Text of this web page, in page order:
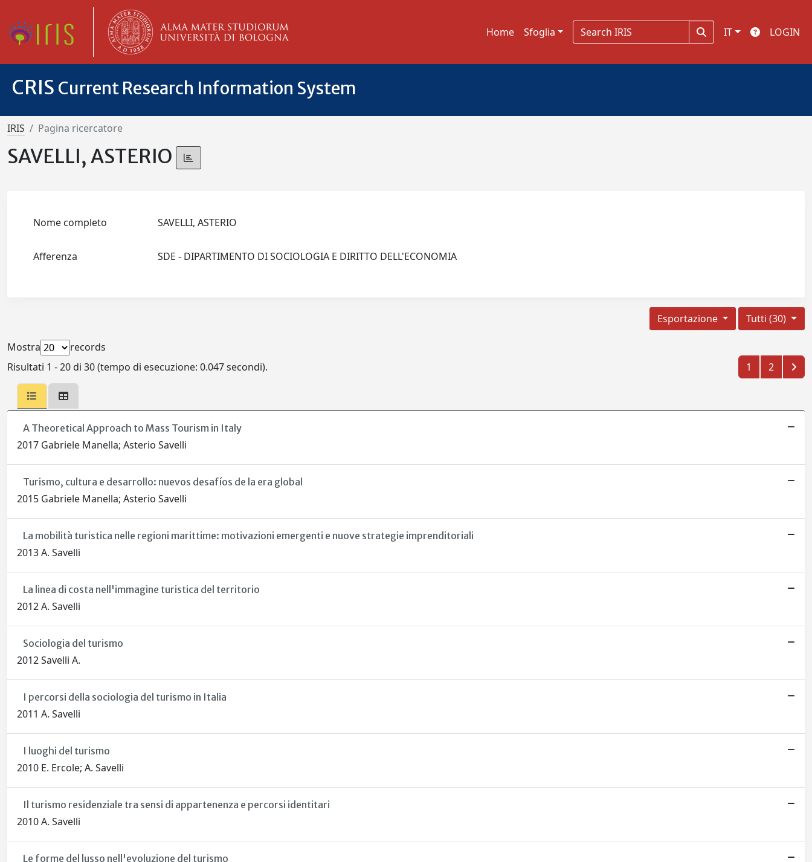
Home Sfoglia IT LOGIN
CRIS Current Research Information System
IRIS Pagina ricercatore
SAVELLI, ASTERIO
Nome completo SAVELLI, ASTERIO
Afferenza SDE - DIPARTIMENTO DI SOCIOLOGIA E DIRITTO DELL'ECONOMIA
Tutti (30)
Esportazione
Mostra
records
Risultati 1 - 20 di 30 (tempo di esecuzione: 0.047 secondi).
1 2
A Theoretical Approach to Mass Tourism in Italy
2017 Gabriele Manella; Asterio Savelli
Turismo, cultura e desarrollo: nuevos desafíos de la era global
2015 Gabriele Manella; Asterio Savelli
La mobilità turistica nelle regioni marittime: motivazioni emergenti e nuove strategie imprenditoriali
2013 A. Savelli
La linea di costa nell'immagine turistica del territorio
2012 A. Savelli
Sociologia del turismo
2012 Savelli A.
I percorsi della sociologia del turismo in Italia
2011 A. Savelli
I luoghi del turismo
2010 E. Ercole; A. Savelli
Il turismo residenziale tra sensi di appartenenza e percorsi identitari
2010 A. Savelli
Le forme del lusso nell'evoluzione del turismo